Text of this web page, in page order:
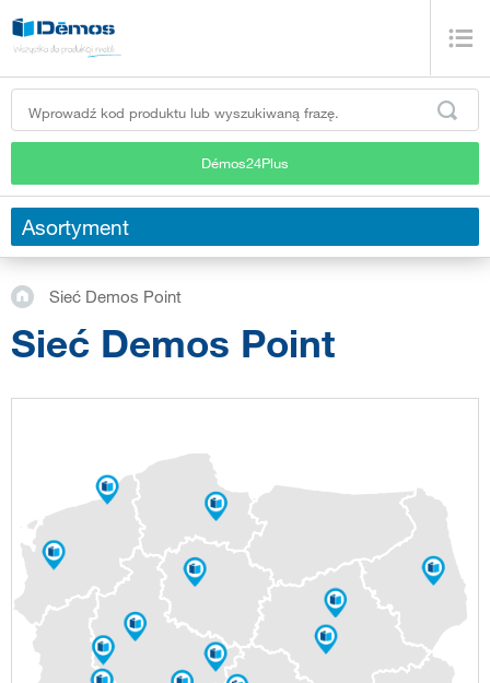
Démos24Plus
Asortyment
Sieć Demos Point
Sieć Demos Point